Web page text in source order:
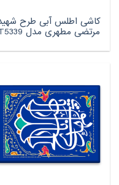
کاشی اطلس آبی طرح
مرتضی مطهری مدل T5339